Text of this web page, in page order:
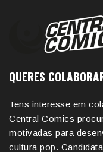
QUERES
Tens interesse em
Central Comics
motivadas para
cultura pop.